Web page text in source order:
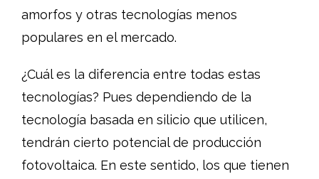
amorfos y otras tecnologías menos
populares en el mercado.
¿Cuál es la diferencia entre todas estas
tecnologías? Pues dependiendo de la
tecnología basada en silicio que utilicen,
tendrán cierto potencial de producción
fotovoltaica. En este sentido, los que tienen